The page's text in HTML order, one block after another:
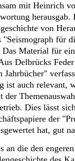
mit Heinrich
herausgab.
von
"Seismograph für
Das Material für
Delbrücks
Jahrbücher"
ist auch relevant,
der
Dies lässt
der
hat, gut
an die den